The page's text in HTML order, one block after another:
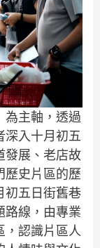
為主軸，透過
深入十月初五
發展、老店故
歷史片區的歷
初五日街舊巷
路線，由專業
，認識片區人